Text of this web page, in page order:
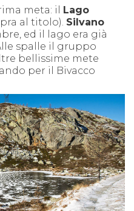
meta: il
Lago
al titolo). Silvano
ed il lago era già
spalle il gruppo
bellissime mete
per il Bivacco